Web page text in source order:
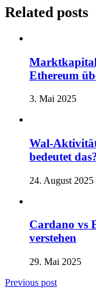
Related posts
Ethereum
3. Mai 2025
Wal-
bedeutet
24. August 2025
Cardano vs
verstehen
29. Mai 2025
Previous post